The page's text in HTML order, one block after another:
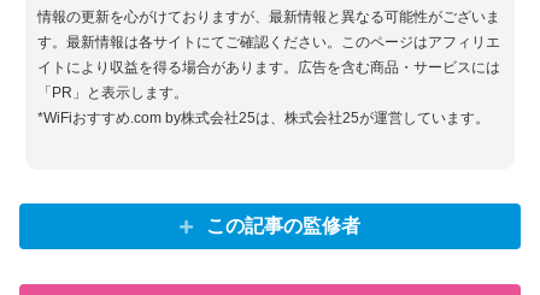
情報の更新を心がけておりますが、最新情報と異なる可能性がございま
す。最新情報は各サイトにてご確認ください。このページはアフィリエ
イトにより収益を得る場合があります。広告を含む商品・サービスには
「PR」と表示します。
*WiFiおすすめ.com by株式会社25は、株式会社25が運営しています。
この記事の監修者